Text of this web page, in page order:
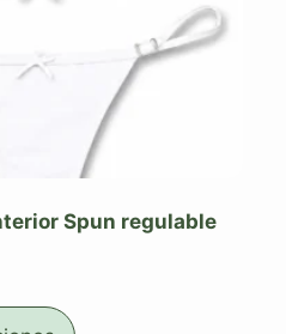
Spun regulable